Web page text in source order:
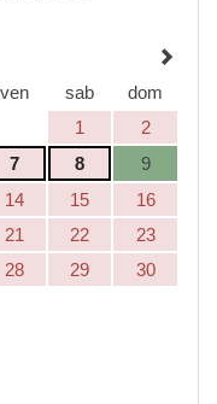
ven sab
dom
1
2
7 8
9
14 15
16
21 22
23
28 29
30